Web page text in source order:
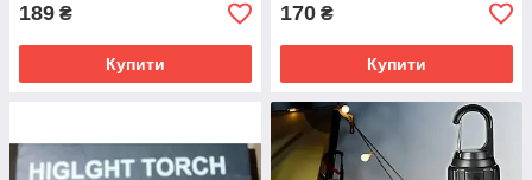
189 ₴
Купити
170 ₴
Купити